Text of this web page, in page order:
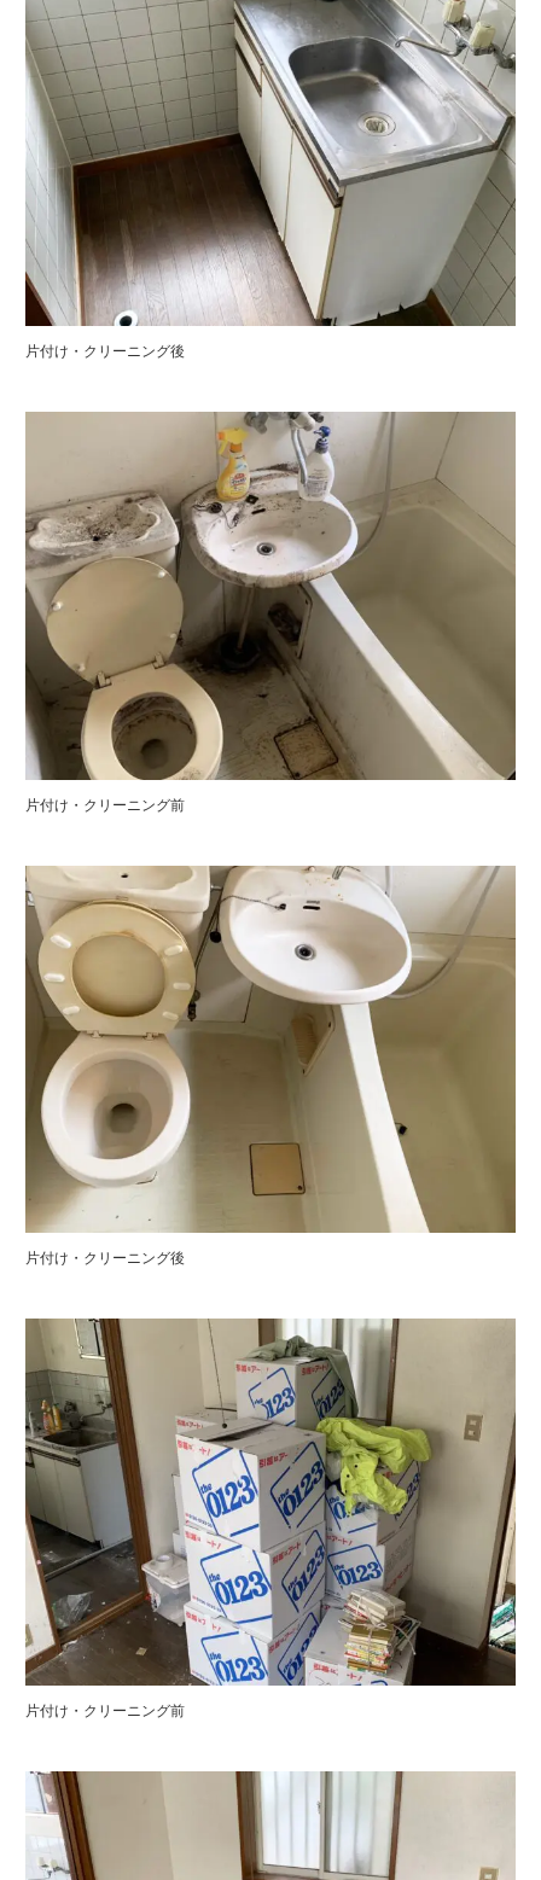
片付け・クリーニング後
片付け・クリーニング前
片付け・クリーニング後
片付け・クリーニング前